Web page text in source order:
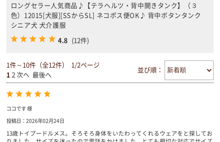
ロングセラー人気商品♪【テラヘルツ・背中開きタンク】（３
色）12015[犬服][SSからSL] ネコポス便OK♪ 背中ボタンタンク
シニア犬 犬介護服
4.8 (12件)
1件～10件（全12件） 1/2ページ
1 2 次へ 最後へ
並び順：
ココです 様
投稿日：2026年02月24日
13歳トイプードルメス。そろそろ身体をいたわってくれるウェアをと探してお